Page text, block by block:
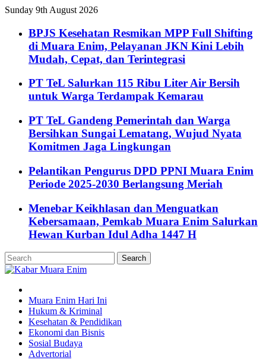
Sunday 9th August 2026
BPJS Kesehatan Resmikan MPP Full Shifting
di Muara Enim, Pelayanan JKN Kini Lebih
Mudah, Cepat, dan Terintegrasi
PT TeL Salurkan 115 Ribu Liter Air Bersih
untuk Warga Terdampak Kemarau
PT TeL Gandeng Pemerintah dan Warga
Bersihkan Sungai Lematang, Wujud Nyata
Komitmen Jaga Lingkungan
Pelantikan Pengurus DPD PPNI Muara Enim
Periode 2025-2030 Berlangsung Meriah
Menebar Keikhlasan dan Menguatkan
Kebersamaan, Pemkab Muara Enim Salurkan
Hewan Kurban Idul Adha 1447 H
Muara Enim Hari Ini
Hukum & Kriminal
Kesehatan & Pendidikan
Ekonomi dan Bisnis
Sosial Budaya
Advertorial